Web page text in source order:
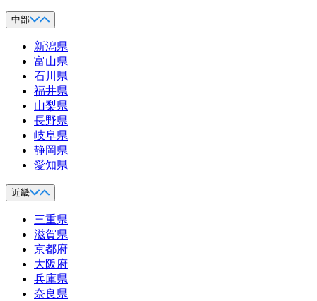
中部
新潟県
富山県
石川県
福井県
山梨県
長野県
岐阜県
静岡県
愛知県
近畿
三重県
滋賀県
京都府
大阪府
兵庫県
奈良県